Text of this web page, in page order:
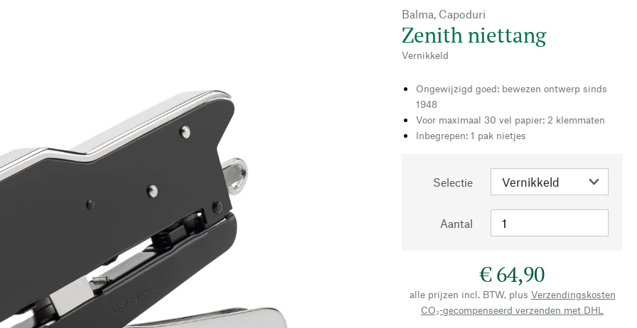
Balma, Capoduri
Zenith niettang
Vernikkeld
Ongewijzigd goed: bewezen ontwerp sinds
1948
Voor maximaal 30 vel papier: 2 klemmaten
Inbegrepen: 1 pak nietjes
Selectie
Aantal
€ 64,90
alle prijzen incl. BTW, plus Verzendingskosten
CO₂-gecompenseerd verzenden met DHL